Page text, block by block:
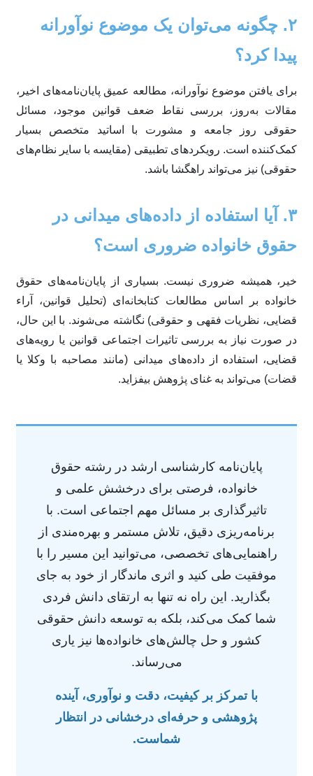
۲. چگونه می‌توان یک موضوع نوآورانه
پیدا کرد؟
برای یافتن موضوع نوآورانه، مطالعه عمیق پایان‌نامه‌های اخیر،
مقالات به‌روز، بررسی نقاط ضعف قوانین موجود، مسائل
حقوقی روز جامعه و مشورت با اساتید متخصص بسیار
کمک‌کننده است. رویکردهای تطبیقی (مقایسه با سایر نظام‌های
حقوقی) نیز می‌تواند راهگشا باشد.
۳. آیا استفاده از داده‌های میدانی در
حقوق خانواده ضروری است؟
خیر، همیشه ضروری نیست. بسیاری از پایان‌نامه‌های حقوق
خانواده بر اساس مطالعات کتابخانه‌ای (تحلیل قوانین، آراء
قضایی، نظریات فقهی و حقوقی) نگاشته می‌شوند. با این حال،
در صورت نیاز به بررسی تاثیرات اجتماعی قوانین یا رویه‌های
قضایی، استفاده از داده‌های میدانی (مانند مصاحبه با وکلا یا
قضات) می‌تواند به غنای پژوهش بیفزاید.
پایان‌نامه کارشناسی ارشد در رشته حقوق
خانواده، فرصتی برای درخشش علمی و
تاثیرگذاری بر مسائل مهم اجتماعی است. با
برنامه‌ریزی دقیق، تلاش مستمر و بهره‌مندی از
راهنمایی‌های تخصصی، می‌توانید این مسیر را با
موفقیت طی کنید و اثری ماندگار از خود به جای
بگذارید. این راه نه تنها به ارتقای دانش فردی
شما کمک می‌کند، بلکه به توسعه دانش حقوقی
کشور و حل چالش‌های خانواده‌ها نیز یاری
می‌رساند.
با تمرکز بر کیفیت، دقت و نوآوری، آینده
پژوهشی و حرفه‌ای درخشانی در انتظار
شماست.